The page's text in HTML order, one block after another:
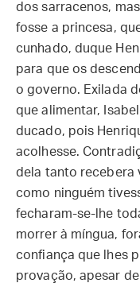
dos sarracenos,
fosse a princesa,
cunhado, duque
para que os
o governo. Exilada
que alimentar,
ducado, pois
acolhesse.
dela tanto recebera
como ninguém
fecharam-se-lhe
morrer à míngua,
confiança que lhes
provação, apesar